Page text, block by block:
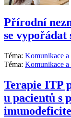
Přírodní
se
Téma: Komunikace a
Téma: Komunikace a
Terapie ITP
u pacientů s